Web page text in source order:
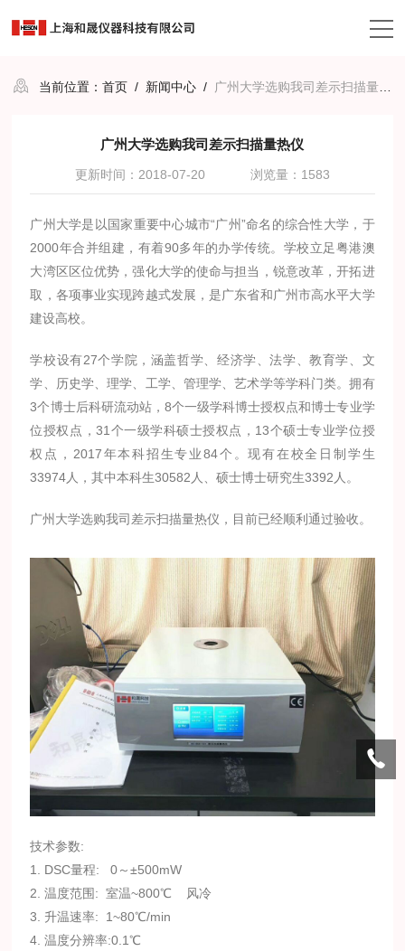
当前位置：首页 / 新闻中心 / 广州大学选购我司差示扫描量热仪
广州大学选购我司差示扫描量热仪
更新时间：2018-07-20 浏览量：1583
广州大学是以国家重要中心城市“广州”命名的综合性大学，于
2000年合并组建，有着90多年的办学传统。学校立足粤港澳
大湾区区位优势，强化大学的使命与担当，锐意改革，开拓进
取，各项事业实现跨越式发展，是广东省和广州市高水平大学
建设高校。
学校设有27个学院，涵盖哲学、经济学、法学、教育学、文
学、历史学、理学、工学、管理学、艺术学等学科门类。拥有
3个博士后科研流动站，8个一级学科博士授权点和博士专业学
位授权点，31个一级学科硕士授权点，13个硕士专业学位授
权点，2017年本科招生专业84个。现有在校全日制学生
33974人，其中本科生30582人、硕士博士研究生3392人。
广州大学选购我司差示扫描量热仪，目前已经顺利通过验收。
技术参数:
1. DSC量程: 0～±500mW
2. 温度范围: 室温~800℃ 风冷
3. 升温速率: 1~80℃/min
4. 温度分辨率:0.1℃